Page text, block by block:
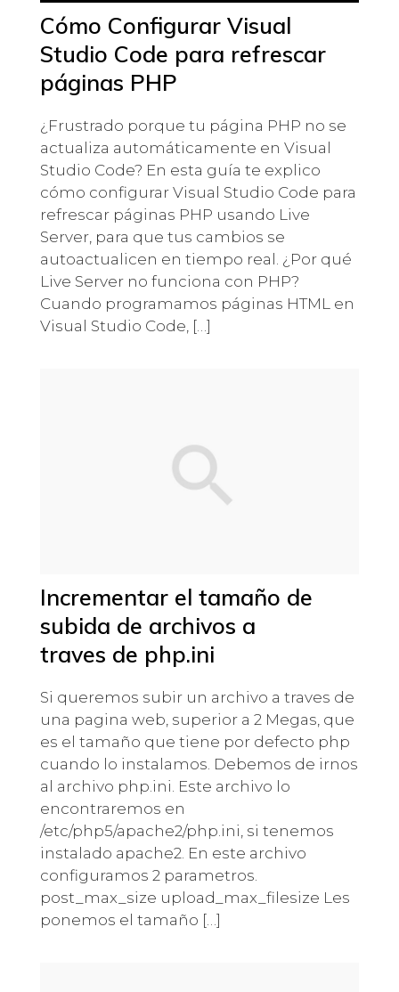
Cómo Configurar Visual
Studio Code para refrescar
páginas PHP
¿Frustrado porque tu página PHP no se
actualiza automáticamente en Visual
Studio Code? En esta guía te explico
cómo configurar Visual Studio Code para
refrescar páginas PHP usando Live
Server, para que tus cambios se
autoactualicen en tiempo real. ¿Por qué
Live Server no funciona con PHP?
Cuando programamos páginas HTML en
Visual Studio Code, […]
Incrementar el tamaño de
subida de archivos a
traves de php.ini
Si queremos subir un archivo a traves de
una pagina web, superior a 2 Megas, que
es el tamaño que tiene por defecto php
cuando lo instalamos. Debemos de irnos
al archivo php.ini. Este archivo lo
encontraremos en
/etc/php5/apache2/php.ini, si tenemos
instalado apache2. En este archivo
configuramos 2 parametros.
post_max_size upload_max_filesize Les
ponemos el tamaño […]